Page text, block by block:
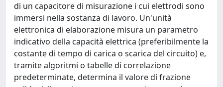
di un capacitore di misurazione i cui elettrodi sono
immersi nella sostanza di lavoro. Un'unità
elettronica di elaborazione misura un parametro
indicativo della capacità elettrica (preferibilmente la
costante di tempo di carica o scarica del circuito) e,
tramite algoritmi o tabelle di correlazione
predeterminate, determina il valore di frazione